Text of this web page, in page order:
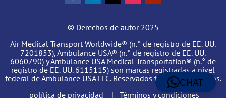
© Derechos de autor 2025
Air Medical Transport Worldwide® (n.° de registro de EE. UU.
7201853), Ambulance USA® (n.° de registro de EE. UU.
6060790) y Ambulance USA Medical Transportation® (n.° de
registro de EE. UU. 6115115) son marcas registradas a nivel
federal de Ambulance USA LLC. Reservados todos los derechos.
política de privacidad
| Términos y condiciones
CHAT